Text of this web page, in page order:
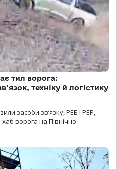
тил ворога:
техніку й логістику
засоби зв’язку, РЕБ і РЕР,
хаб ворога на Північно-